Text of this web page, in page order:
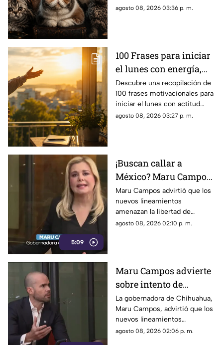
del planeta por sus singulares
agosto 08, 2026 03:36 p. m.
100 Frases para iniciar
el lunes con energía,
motivación y éxito
Descubre una recopilación de
100 frases motivacionales para
iniciar el lunes con actitud
positiva, superar la rutina y
agosto 08, 2026 03:27 p. m.
5:09
¡Buscan callar a
México? Maru Campos
rechaza regulaciones
que amenazan la
libertad de expresión y
sancionan a la prensa
Maru Campos advirtió que los
nuevos lineamientos
amenazan la libertad de
expresión al permitir al poder
agosto 08, 2026 02:10 p. m.
Maru Campos advierte
sobre intento de
censura del Gobierno
Federal bajo la nueva
ley que controla a los
medios
La gobernadora de Chihuahua,
Maru Campos, advirtió que los
nuevos lineamientos
impulsados por el Gobierno
agosto 08, 2026 02:06 p. m.